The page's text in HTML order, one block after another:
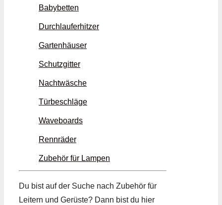
Babybetten
Durchlauferhitzer
Gartenhäuser
Schutzgitter
Nachtwäsche
Türbeschläge
Waveboards
Rennräder
Zubehör für Lampen
Du bist auf der Suche nach Zubehör für
Leitern und Gerüste? Dann bist du hier